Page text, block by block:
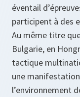
éventail
participent à des
Au même titre
Bulgarie, en
tactique
une
l’environnement